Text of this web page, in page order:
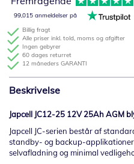
Billig fragt
Alle priser inkl. told, moms og afgifter
Ingen gebyrer
60 dages returret
12 måneders GARANTI
99,015 anmeldelser på
Beskrivelse
Japcell JC12-25 12V 25Ah AGM
Japcell JC-serien består af
standby- og backup-
selvafladning og minimal